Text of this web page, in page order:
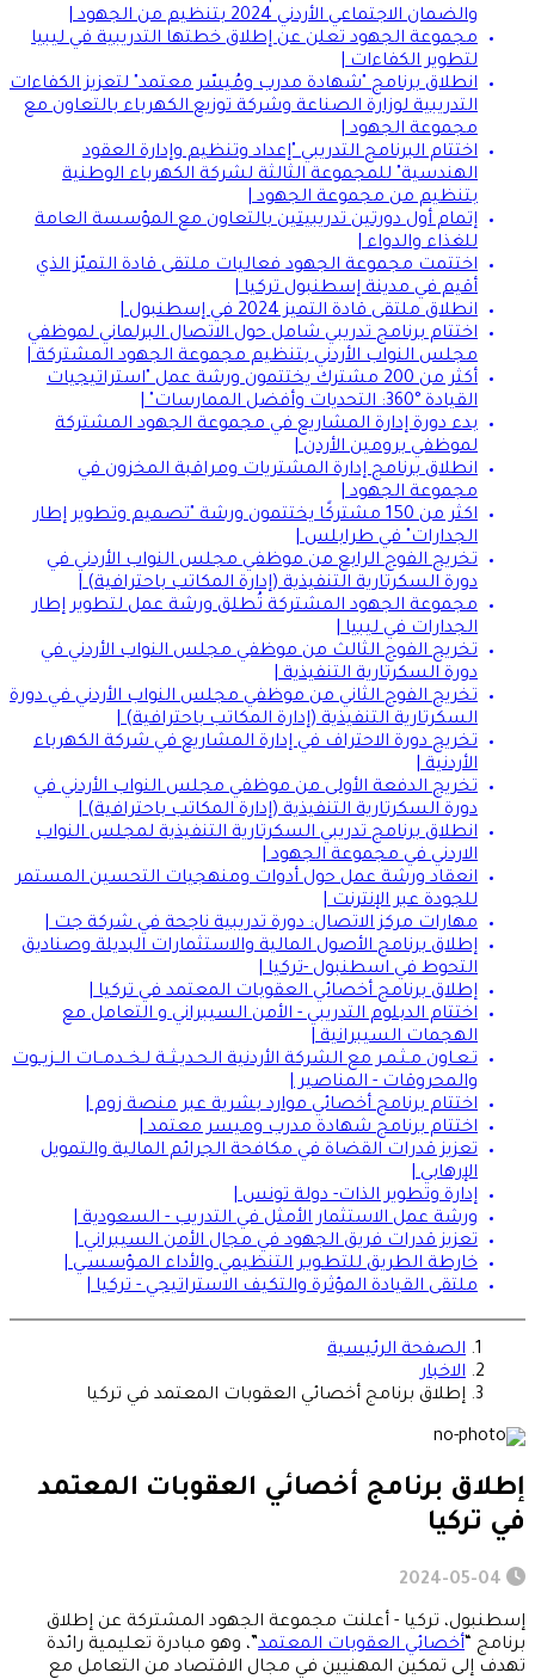
والضمان الاجتماعي الأردني 2024 بتنظيم من الجهود |
مجموعة الجهود تعلن عن إطلاق خطتها التدريبية في ليبيا
لتطوير الكفاءات |
انطلاق برنامج "شهادة مدرب ومُيسّر معتمد" لتعزيز الكفاءات
التدريبية لوزارة الصناعة وشركة توزيع الكهرباء بالتعاون مع
مجموعة الجهود |
اختتام البرنامج التدريبي "إعداد وتنظيم وإدارة العقود
الهندسية" للمجموعة الثالثة لشركة الكهرباء الوطنية
بتنظيم من مجموعة الجهود |
إتمام أول دورتين تدريبيتين بالتعاون مع المؤسسة العامة
للغذاء والدواء |
اختتمت مجموعة الجهود فعاليات ملتقى قادة التميّز الذي
أقيم في مدينة إسطنبول تركيا |
انطلاق ملتقى قادة التميز 2024 في إسطنبول |
اختتام برنامج تدريبي شامل حول الاتصال البرلماني لموظفي
مجلس النواب الأردني بتنظيم مجموعة الجهود المشتركة |
أكثر من 200 مشترك يختتمون ورشة عمل "استراتيجيات
القيادة °360: التحديات وأفضل الممارسات" |
بدء دورة إدارة المشاريع في مجموعة الجهود المشتركة
لموظفي برومين الأردن |
انطلاق برنامج إدارة المشتريات ومراقبة المخزون في
مجموعة الجهود |
اكثر من 150 مشتركًا يختتمون ورشة "تصميم وتطوير إطار
الجدارات" في طرابلس |
تخريج الفوج الرابع من موظفي مجلس النواب الأردني في
دورة السكرتارية التنفيذية (إدارة المكاتب باحترافية) |
مجموعة الجهود المشتركة تُطلق ورشة عمل لتطوير إطار
الجدارات في ليبيا |
تخريج الفوج الثالث من موظفي مجلس النواب الأردني في
دورة السكرتارية التنفيذية |
تخريج الفوج الثاني من موظفي مجلس النواب الأردني في دورة
السكرتارية التنفيذية (إدارة المكاتب باحترافية) |
تخريج دورة الاحتراف في إدارة المشاريع في شركة الكهرباء
الأردنية |
تخريج الدفعة الأولى من موظفي مجلس النواب الأردني في
دورة السكرتارية التنفيذية (إدارة المكاتب باحترافية) |
انطلاق برنامج تدريبي السكرتارية التنفيذية لمجلس النواب
الاردني في مجموعة الجهود |
انعقاد ورشة عمل حول أدوات ومنهجيات التحسين المستمر
للجودة عبر الإنترنت |
مهارات مركز الاتصال: دورة تدريبية ناجحة في شركة جت |
إطلاق برنامج الأصول المالية والاستثمارات البديلة وصناديق
التحوط في اسطنبول -تركيا |
إطلاق برنامج أخصائي العقوبات المعتمد في تركيا |
اختتام الدبلوم التدريبي - الأمن السيبراني و التعامل مع
الهجمات السيبرانية |
تـعـاون مـثـمـر مع الشركة الأردنية الـحـديـثــة لـخــدمــات الــزيــوت
والمحروقات - المناصير |
اختتام برنامج أخصائي موارد بشرية عبر منصة زوم |
اختتام برنامج شهادة مدرب وميسر معتمد |
تعزيز قدرات القضاة في مكافحة الجرائم المالية والتمويل
الإرهابي |
إدارة وتطوير الذات- دولة تونس |
ورشة عمل الاستثمار الأمثل في التدريب - السعودية |
تعزيز قدرات فريق الجهود في مجال الأمن السيبراني |
خارطة الطريق للتطـويـر التنظيمي والأداء المـؤسسـي |
ملتقى القيادة المؤثرة والتكيف الاستراتيجي - تركيا |
الصفحة الرئيسية
الاخبار
إطلاق برنامج أخصائي العقوبات المعتمد في تركيا
إطلاق برنامج أخصائي العقوبات المعتمد
في تركيا
إسطنبول، تركيا - أعلنت مجموعة الجهود المشتركة عن إطلاق
برنامج “ أخصائي العقوبات المعتمد”، وهو مبادرة تعليمية رائدة
تهدف إلى تمكين المهنيين في مجال الاقتصاد من التعامل مع